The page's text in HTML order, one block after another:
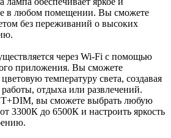
в любом помещении. Вы сможете
без переживаний о высоких
через Wi-Fi с помощью
приложения. Вы сможете
температуру света, создавая
отдыха или развлечений.
вы сможете выбрать любую
3300К до 6500К и настроить яркость